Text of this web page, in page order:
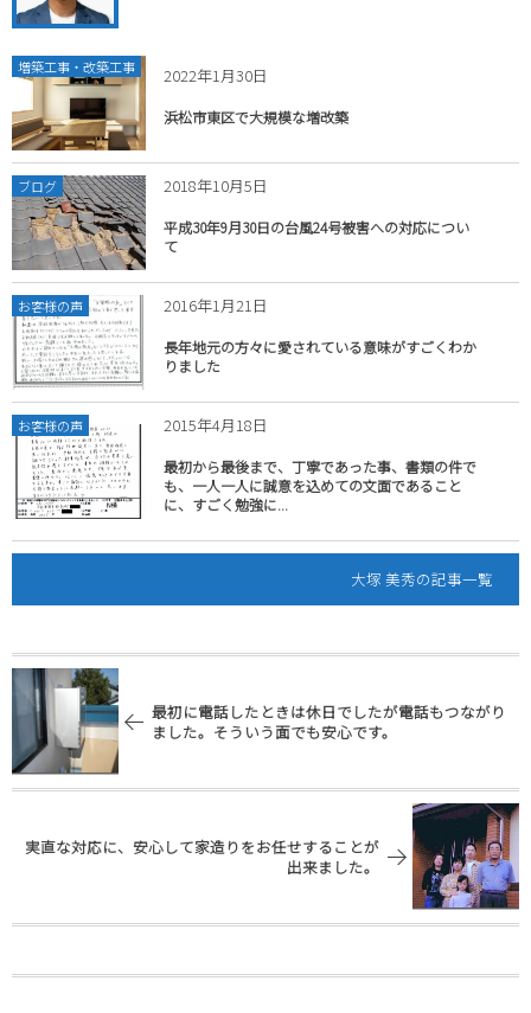
増築工事・改築工事 2022年1月30日
浜松市東区で大規模な増改築
ブログ 2018年10月5日
平成30年9月30日の台風24号被害への対応につい
て
お客様の声 2016年1月21日
長年地元の方々に愛されている意味がすごくわか
りました
お客様の声 2015年4月18日
最初から最後まで、丁寧であった事、書類の件で
も、一人一人に誠意を込めての文面であること
に、すごく勉強に...
大塚 美秀の記事一覧
最初に電話したときは休日でしたが電話もつながり
ました。そういう面でも安心です。
実直な対応に、安心して家造りをお任せすることが
出来ました。